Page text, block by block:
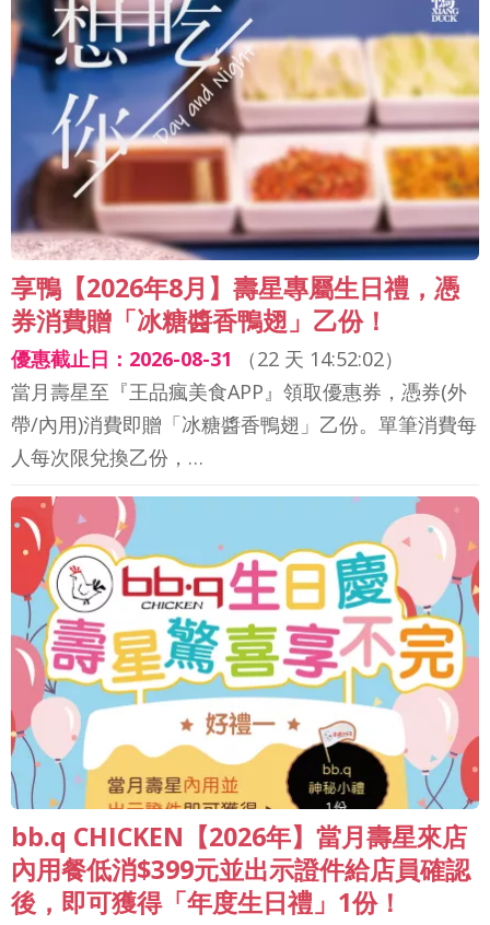
享鴨【2026年8月】壽星專屬生日禮，憑
券消費贈「冰糖醬香鴨翅」乙份！
優惠截止日：2026-08-31 （22 天 14:52:00）
當月壽星至『王品瘋美食APP』領取優惠券，憑券(外
帶/內用)消費即贈「冰糖醬香鴨翅」乙份。單筆消費每
人每次限兌換乙份，…
bb.q CHICKEN【2026年】當月壽星來店
內用餐低消$399元並出示證件給店員確認
後，即可獲得「年度生日禮」1份！